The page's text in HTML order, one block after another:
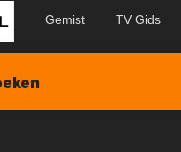
Gemist TV Gids